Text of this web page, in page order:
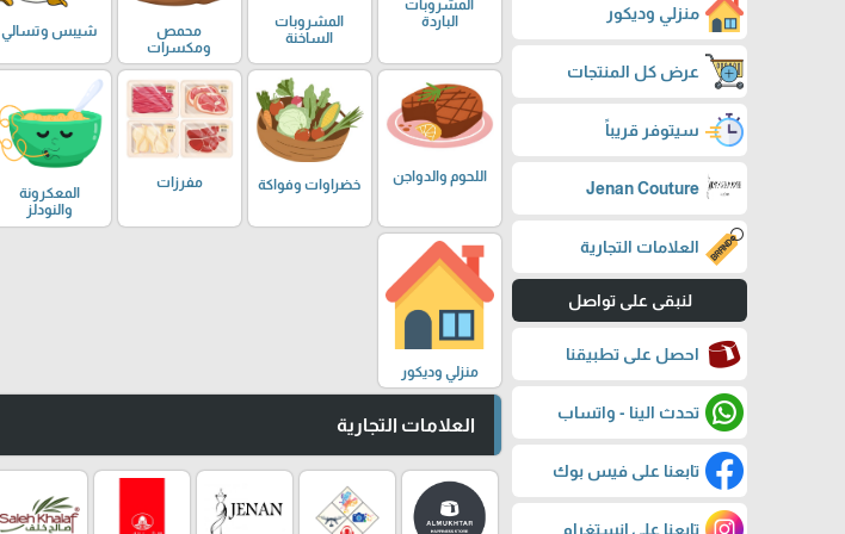
منزلي وديكور
عرض كل المنتجات
سيتوفر قريباً
Jenan Couture
العلامات التجارية
لنبقى على تواصل
احصل على تطبيقنا
تحدث الينا - واتساب
تابعنا على فيس بوك
تابعنا على إنستغرام
المشروبات
الباردة
المشروبات
الساخنة
محمص
ومكسرات
شيبس وتسالي
اللحوم والدواجن
خضراوات وفواكة مفرزات
المعكرونة
والنودلز
منزلي وديكور
العلامات التجارية